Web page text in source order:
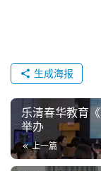
生成海报
乐清春华教育
举办
上一篇